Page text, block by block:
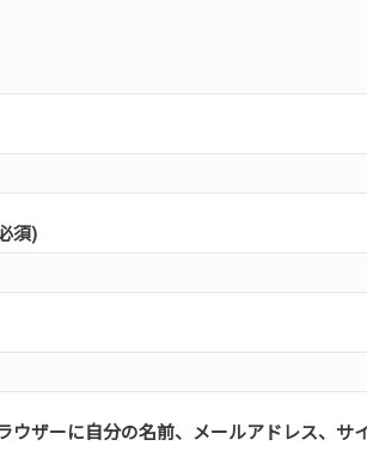
須)
ザーに自分の名前、メールアドレス、サ